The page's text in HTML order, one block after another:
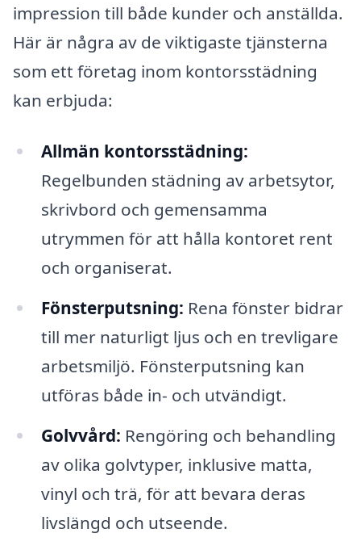
impression till både kunder och anställda.
Här är några av de viktigaste tjänsterna
som ett företag inom kontorsstädning
kan erbjuda:
Allmän kontorsstädning:
Regelbunden städning av arbetsytor,
skrivbord och gemensamma
utrymmen för att hålla kontoret rent
och organiserat.
Fönsterputsning: Rena fönster bidrar
till mer naturligt ljus och en trevligare
arbetsmiljö. Fönsterputsning kan
utföras både in- och utvändigt.
Golvvård: Rengöring och behandling
av olika golvtyper, inklusive matta,
vinyl och trä, för att bevara deras
livslängd och utseende.